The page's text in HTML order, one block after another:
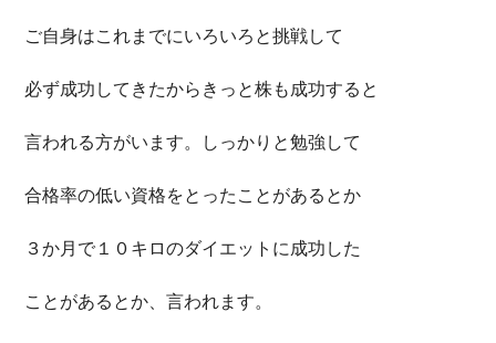
ご自身はこれまでにいろいろと挑戦して
必ず成功してきたからきっと株も成功すると
言われる方がいます。しっかりと勉強して
合格率の低い資格をとったことがあるとか
３か月で１０キロのダイエットに成功した
ことがあるとか、言われます。